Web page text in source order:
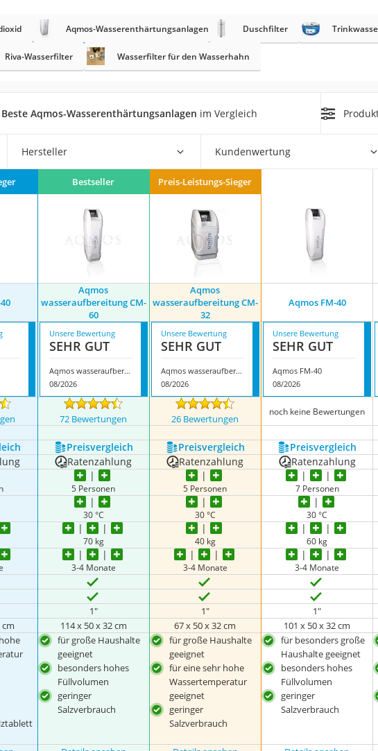
Reiskocher
Heißwasserspender
Tierhaarstaubsauger
Nespresso-Maschine
Aqmos-Wasserenthärtungsanlagen Duschfilter
Riva-Wasserfilter Wasserfilter für den Wasserhahn
Beste Aqmos-Wasserenthärtungsanlagen im Vergleich
Hersteller Kundenwertung
Bestseller Preis-Leistungs-Sieger
Aqmos
wasseraufbereitung CM-
60
Aqmos
wasseraufbereitung CM-
32
Aqmos FM-40
Unsere Bewertung
SEHR GUT
Aqmos wasseraufbereitung CM-60
08/2026
Unsere Bewertung
SEHR GUT
Aqmos wasseraufbereitung CM-32
08/2026
Unsere Bewertung
SEHR GUT
Aqmos FM-40
08/2026
72 Bewertungen 26 Bewertungen
noch keine Bewertungen
Preis­vergleich Preis­vergleich Preis­vergleich
Ratenzahlung Ratenzahlung Ratenzahlung
5 Personen 5 Personen 7 Personen
30 °C 30 °C 30 °C
70 kg 40 kg 60 kg
3-4 Monate 3-4 Monate 3-4 Monate
1" 1" 1"
cm 114 x 50 x 32 cm 67 x 50 x 32 cm 101 x 50 x 32 cm
für große Haushalte
geeignet
besonders hohes
Füllvolumen
geringer
Salzverbrauch
für große Haushalte
geeignet
für eine sehr hohe
Wassertemperatur
geeignet
geringer
Salzverbrauch
für besonders große
Haushalte geeignet
besonders hohes
Füllvolumen
geringer
Salzverbrauch